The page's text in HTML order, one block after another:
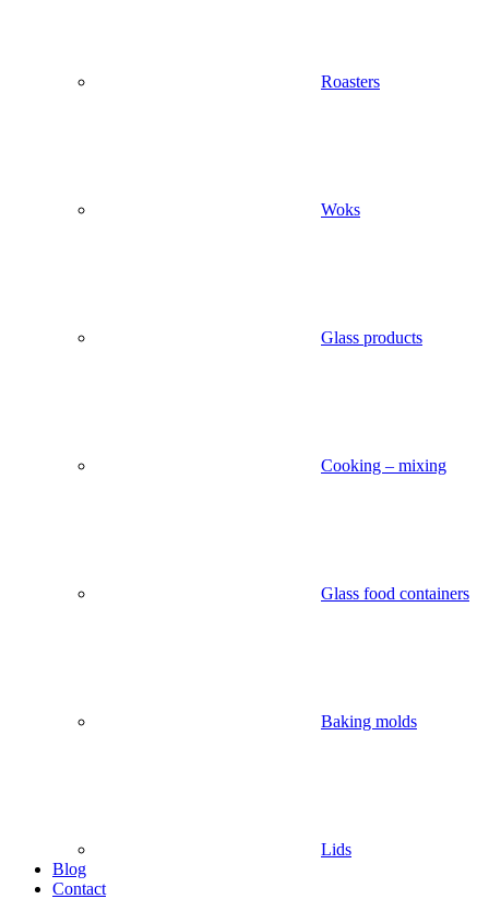
Roasters
Woks
Glass products
Cooking – mixing
Glass food containers
Baking molds
Lids
Blog
Contact